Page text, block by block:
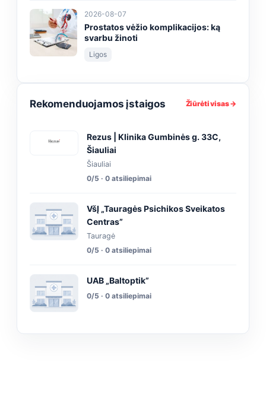
2026-08-07
Prostatos vėžio komplikacijos: ką
svarbu žinoti
Ligos
Rekomenduojamos įstaigos Žiūrėti visas →
Rezus | Klinika Gumbinės g. 33C,
Šiauliai
Šiauliai
0/5 · 0 atsiliepimai
VšĮ „Tauragės Psichikos Sveikatos
Centras”
Tauragė
0/5 · 0 atsiliepimai
UAB „Baltoptik”
0/5 · 0 atsiliepimai